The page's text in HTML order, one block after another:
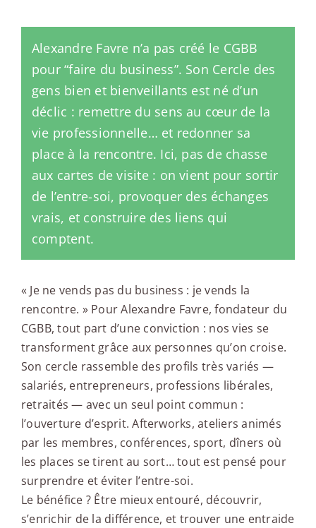
Alexandre Favre n’a pas créé le CGBB
pour “faire du business”. Son Cercle des
gens bien et bienveillants est né d’un
déclic : remettre du sens au cœur de la
vie professionnelle… et redonner sa
place à la rencontre. Ici, pas de chasse
aux cartes de visite : on vient pour sortir
de l’entre-soi, provoquer des échanges
vrais, et construire des liens qui
comptent.
« Je ne vends pas du business : je vends la
rencontre. » Pour Alexandre Favre, fondateur du
CGBB, tout part d’une conviction : nos vies se
transforment grâce aux personnes qu’on croise.
Son cercle rassemble des profils très variés —
salariés, entrepreneurs, professions libérales,
retraités — avec un seul point commun :
l’ouverture d’esprit. Afterworks, ateliers animés
par les membres, conférences, sport, dîners où
les places se tirent au sort… tout est pensé pour
surprendre et éviter l’entre-soi.
Le bénéfice ? Être mieux entouré, découvrir,
s’enrichir de la différence, et trouver une entraide